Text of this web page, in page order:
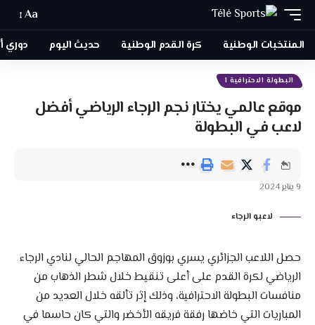
Aa
المنتخبات الوطنية كرة القدم الوطنية حديث اليوم دوري
البطولة الاحترافية 1
موقع عالمي يختار نجم الرجاء الرياضي أفضل
لاعب في البطولة
لاعبو الرجاء
حصل اللاعب الجزائري يسري بوزوق المهاجم الحالي لنادي الرجاء
الرياضي لكرة القدم على أعلى تنقيط خلال شطر الذهاب من
منافسات البطولة الاحترافية، وذلك إثر تألقه خلال العديد من
المباريات التي خاضها رفقة فريقه الأخضر والتي كان حاسما في